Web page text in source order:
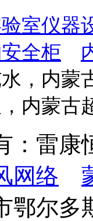
验室仪
全柜
，内蒙
内蒙古
：雷
网络
鄂尔多